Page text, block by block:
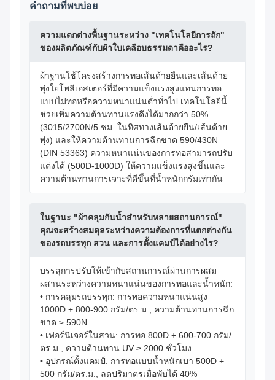
คำถามที่พบบ่อย
ความแตกต่างพื้นฐานระหว่าง "เทคโนโลยีการถัก"
ของผลิตภัณฑ์กับผ้าใบเคลือบธรรมดาคืออะไร?
ผ้าฐานใช้โครงสร้างการทอเส้นด้ายยืนและเส้นด้าย
พุ่งใยโพลีเอสเตอร์ที่มีความแข็งแรงสูงแทนการทอ
แบบไม่ทอหรือความหนาแน่นต่ำทั่วไป เทคโนโลยีนี้
ช่วยเพิ่มความต้านทานแรงดึงได้มากกว่า 50%
(3015/2700N/5 ซม. ในทิศทางเส้นด้ายยืน/เส้นด้าย
พุ่ง) และให้ความต้านทานการฉีกขาด 590/430N
(DIN 53363) ความหนาแน่นของการทอสามารถปรับ
แต่งได้ (500D-1000D) ให้ความแข็งแรงสูงขึ้นและ
ความต้านทานการเจาะที่ดีขึ้นที่น้ำหนักกรัมเท่ากัน
ในฐานะ "ผ้าคลุมกันน้ำสำหรับหลายสถานการณ์"
คุณจะสร้างสมดุลระหว่างความต้องการที่แตกต่างกัน
ของรถบรรทุก สวน และการตั้งแคมป์ได้อย่างไร?
บรรลุการปรับให้เข้ากับสถานการณ์ผ่านการผสม
ผสานระหว่างความหนาแน่นของการทอและน้ำหนัก:
• การคลุมรถบรรทุก: การทอความหนาแน่นสูง
1000D + 800-900 กรัม/ตร.ม., ความต้านทานการฉีก
ขาด ≥ 590N
• เฟอร์นิเจอร์ในสวน: การทอ 800D + 600-700 กรัม/
ตร.ม., ความต้านทาน UV ≥ 2000 ชั่วโมง
• อุปกรณ์ตั้งแคมป์: การทอแบบน้ำหนักเบา 500D +
500 กรัม/ตร.ม., ลดปริมาตรเมื่อพับได้ 40%